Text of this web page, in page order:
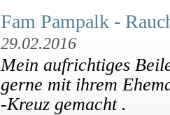
Fam Pampalk -
29.02.2016
Mein aufrichtiges
gerne mit ihrem
-Kreuz gemacht .